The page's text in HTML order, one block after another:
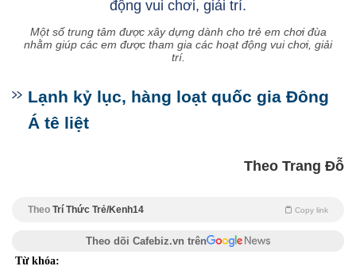
Một số trung tâm được xây dựng dành cho trẻ em chơi đùa
nhằm giúp các em được tham gia các hoạt động vui chơi, giải
trí.
Lạnh kỷ lục, hàng loạt quốc gia Đông
Á tê liệt
Theo Trang Đỗ
Theo Trí Thức Trẻ/Kenh14 Copy link
Theo dõi Cafebiz.vn trên
Từ khóa: